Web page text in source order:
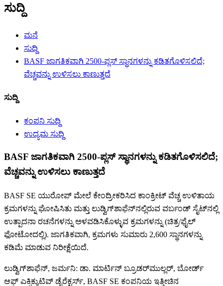
ಸುದ್ದಿ
ಮನೆ
ಸುದ್ದಿ
BASF ಜಾಗತಿಕವಾಗಿ 2500-ಪ್ಲಸ್ ಸ್ಥಾನಗಳನ್ನು ಕಡಿತಗೊಳಿಸಲಿದೆ;
ವೆಚ್ಚವನ್ನು ಉಳಿಸಲು ಕಾಣುತ್ತದೆ
ಸುದ್ದಿ
ಕಂಪನಿ ಸುದ್ದಿ
ಉದ್ಯಮ ಸುದ್ದಿ
BASF ಜಾಗತಿಕವಾಗಿ 2500-ಪ್ಲಸ್ ಸ್ಥಾನಗಳನ್ನು ಕಡಿತಗೊಳಿಸಲಿದೆ;
ವೆಚ್ಚವನ್ನು ಉಳಿಸಲು ಕಾಣುತ್ತದೆ
BASF SE ಯುರೋಪ್ ಮೇಲೆ ಕೇಂದ್ರೀಕರಿಸಿದ ಕಾಂಕ್ರೀಟ್ ವೆಚ್ಚ ಉಳಿತಾಯ
ಕ್ರಮಗಳನ್ನು ಘೋಷಿಸಿತು ಮತ್ತು ಲುಡ್ವಿಗ್‌ಶಾಫೆನ್‌ನಲ್ಲಿರುವ ವರ್ಬಂಡ್ ಸೈಟ್‌ನಲ್ಲಿ
ಉತ್ಪಾದನಾ ರಚನೆಗಳನ್ನು ಅಳವಡಿಸಿಕೊಳ್ಳುವ ಕ್ರಮಗಳನ್ನು (ಚಿತ್ರ/ಫೈಲ್
ಫೋಟೋದಲ್ಲಿ). ಜಾಗತಿಕವಾಗಿ, ಕ್ರಮಗಳು ಸುಮಾರು 2,600 ಸ್ಥಾನಗಳನ್ನು
ಕಡಿಮೆ ಮಾಡುವ ನಿರೀಕ್ಷೆಯಿದೆ.
ಲುಡ್ವಿಗ್‌ಶಾಫೆನ್, ಜರ್ಮನಿ: ಡಾ. ಮಾರ್ಟಿನ್ ಬ್ರೂಡರ್‌ಮುಲ್ಲರ್, ಬೋರ್ಡ್
ಆಫ್ ಎಕ್ಸಿಕ್ಯುಟಿವ್ ಡೈರೆಕ್ಟರ್ಸ್, BASF SE ಕಂಪನಿಯ ಇತ್ತೀಚಿನ